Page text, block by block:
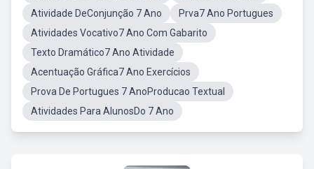
Atividade DeConjunção 7 Ano
Prva7 Ano Portugues
Atividades Vocativo7 Ano Com Gabarito
Texto Dramático7 Ano Atividade
Acentuação Gráfica7 Ano Exercícios
Prova De Portugues 7 AnoProducao Textual
Atividades Para AlunosDo 7 Ano